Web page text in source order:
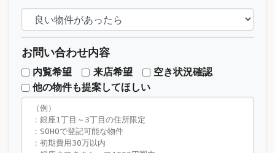
お問い合わせ内容
内覧希望 来店希望
空き状況確認
他の物件も提案してほしい